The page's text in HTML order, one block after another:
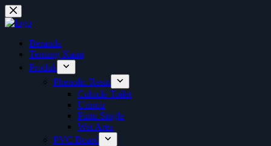
Skip
to
content
Beranda
Tentang Kami
Produk
Phenolic Resin
Cubicle Toilet
Urinoir
Pintu Single
Wet Area
PVC Board